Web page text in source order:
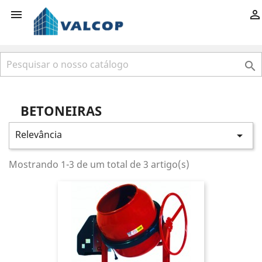
 

BETONEIRAS
Relevância 
Mostrando 1-3 de um total de 3 artigo(s)